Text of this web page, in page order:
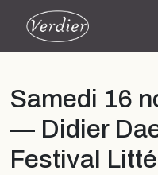
Samedi 16
— Didier
Festival